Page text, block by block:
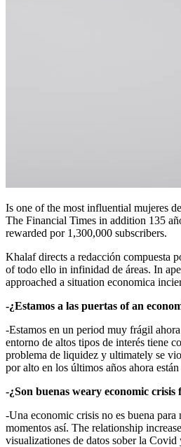
Is one of the most influential mujeres
The Financial Times in addition 135
rewarded por 1,300,000 subscribers.
Khalaf directs a redacción compuesta por 600 profesionales, 100 de ellos corresponsales, dedicated in large part to cover the complete relationships that generate the dinner in todo el mundo and the consequences
of todo ello in infinidad de áreas. In
approached a situation economica
-¿Estamos a las puertas of an
-Estamos en un period muy frágil
entorno de altos tipos de interés tiene
problema de liquidez y ultimately se
por alto en los últimos años ahora
-¿Son buenas weary economic
-Una economic crisis no es buena
momentos así. The relationship
visualizationes de datos sober la